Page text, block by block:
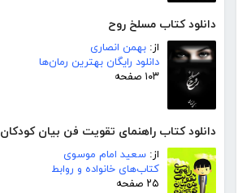
دانلود کتاب مسلخ روح
از: بهمن انصاری
دانلود رایگان بهترین رمان‌ها
۱۰۳ صفحه
دانلود کتاب راهنمای تقویت فن بیان کودکان
از: سعید امام موسوی
کتاب‌های خانواده و روابط
۲۵ صفحه